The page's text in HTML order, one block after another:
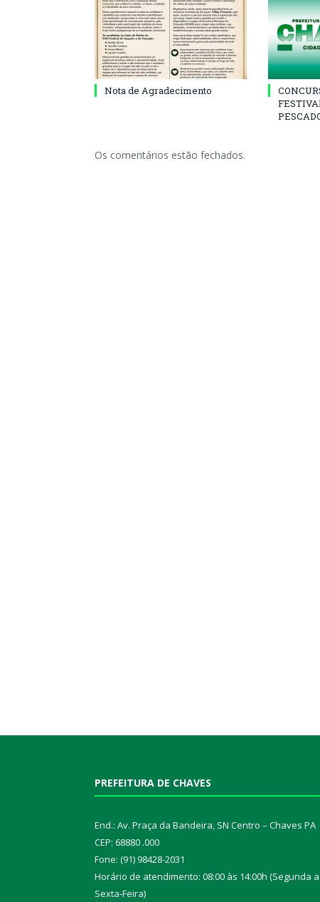
Nota de Agradecimento
Os comentários estão fechados.
PREFEITURA DE CHAVES
End.: Av. Praça da Bandeira, SN Centro – Chaves PA
CEP: 68880 .000
Fone: (91) 98428-2031
Horário de atendimento: 08:00 às 14:00h (Segunda a
Sexta-Feira)